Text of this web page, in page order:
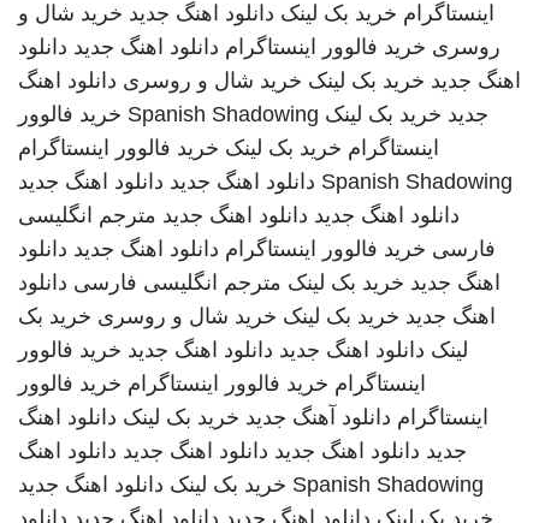
اینستاگرام خرید بک لینک دانلود اهنگ جدید خرید شال و
روسری خرید فالوور اینستاگرام دانلود اهنگ جدید دانلود
اهنگ جدید خرید بک لینک خرید شال و روسری دانلود اهنگ
جدید خرید بک لینک Spanish Shadowing خرید فالوور
اینستاگرام خرید بک لینک خرید فالوور اینستاگرام
Spanish Shadowing دانلود اهنگ جدید دانلود اهنگ جدید
دانلود اهنگ جدید دانلود اهنگ جدید مترجم انگلیسی
فارسی خرید فالوور اینستاگرام دانلود اهنگ جدید دانلود
اهنگ جدید خرید بک لینک مترجم انگلیسی فارسی دانلود
اهنگ جدید خرید بک لینک خرید شال و روسری خرید بک
لینک دانلود اهنگ جدید دانلود اهنگ جدید خرید فالوور
اینستاگرام خرید فالوور اینستاگرام خرید فالوور
اینستاگرام دانلود آهنگ جدید خرید بک لینک دانلود اهنگ
جدید دانلود اهنگ جدید دانلود اهنگ جدید دانلود اهنگ
Spanish Shadowing خرید بک لینک دانلود اهنگ جدید
خرید بک لینک دانلود اهنگ جدید دانلود اهنگ جدید دانلود